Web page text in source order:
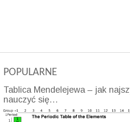
POPULARNE
Tablica Mendelejewa – jak
nauczyć się…